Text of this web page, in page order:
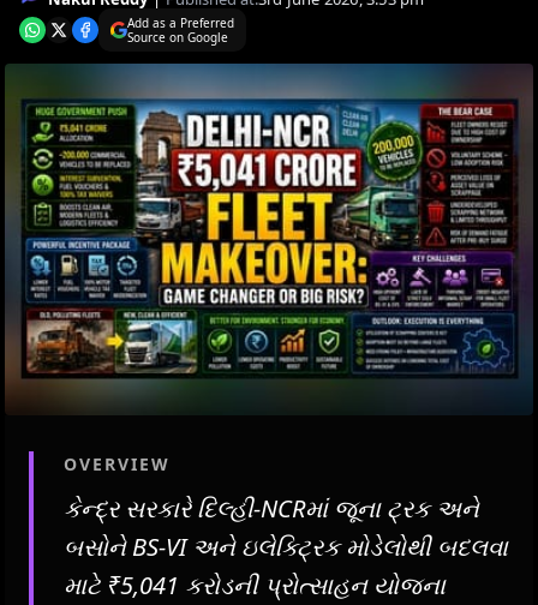
Add as a Preferred
Source on Google
OVERVIEW
કેન્દ્ર સરકારે દિલ્હી-NCRમાં જૂના ટ્રક અને
બસોને BS-VI અને ઇલેક્ટ્રિક મોડેલોથી બદલવા
માટે ₹5,041 કરોડની પ્રોત્સાહન યોજના